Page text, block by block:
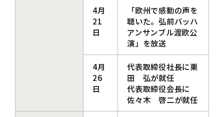
4月
21
日
「欧州で感動の声を
聴いた。弘前バッハ
アンサンブル渡欧公
演」を放送
4月
26
日
代表取締役社長に栗
田 弘が就任
代表取締役会長に
佐々木 啓二が就任